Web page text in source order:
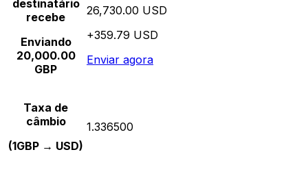
destinatário
recebe
Enviando
20,000.00
GBP
26,730.00 USD
+359.79 USD
Enviar agora
Taxa de
câmbio
(1GBP → USD)
1.336500